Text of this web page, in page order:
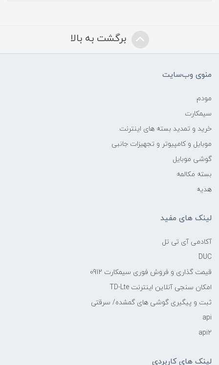
برگشت به بالا
منوی وب‌سایت
مودم
سیمکارت
خرید و تمدید بسته های اینترنت
موبایل و کامپیوتر و تجهیزات جانبی
گوشی موبایل
بسته مکالمه
هدیه
لینک های مفید
آکادمی آی تی تل
DUC
قیمت گذاری و فروش فوری سیمکارت 0912
امکان سنجی آنلاین اینترنت TD-Lte
ثبت و پیگیری گوشی های گمشده/ سرقتی
api
api2
لینک های کاربردی